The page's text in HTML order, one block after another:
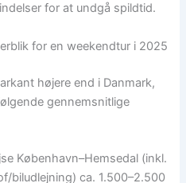
for at undgå spildtid.
for en weekendtur i 2025
højere end i Danmark,
gennemsnitlige
København–Hemsedal (inkl.
ca. 1.500–2.500